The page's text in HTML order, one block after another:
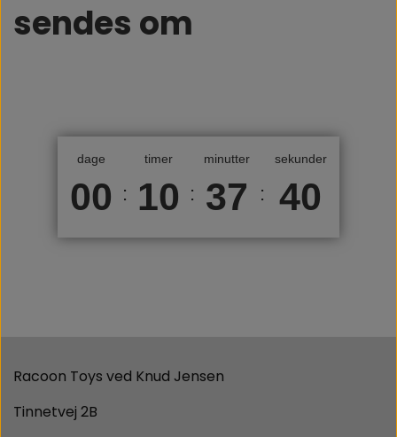
sendes om
dage
00 :
timer
10 :
minutter
37 :
sekunder
40
Racoon Toys ved Knud Jensen
Tinnetvej 2B